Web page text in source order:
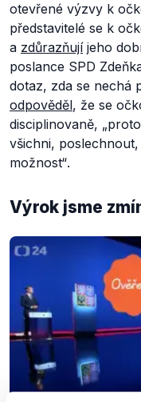
otevřené výzvy k
představitelé se k
a zdůrazňujíjeho
poslance SPD
dotaz, zda se nechá
odpověděl, že se
disciplinovaně,
všichni,
možnost“.
Výrok jsme